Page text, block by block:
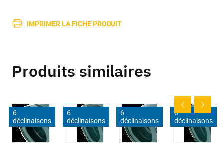
IMPRIMER LA FICHE PRODUIT
Produits similaires
6
déclinaisons
6
déclinaisons
6
déclinaisons
6
déclinaisons